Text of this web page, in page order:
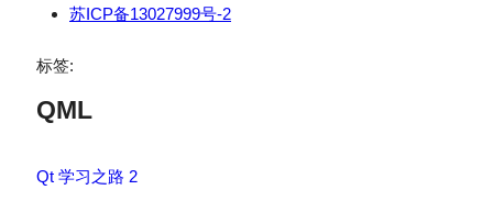
苏ICP备13027999号-2
标签:
QML
Qt 学习之路 2